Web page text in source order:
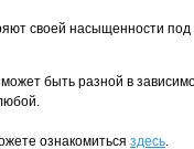
своей насыщенности
быть разной в
ознакомиться здесь.